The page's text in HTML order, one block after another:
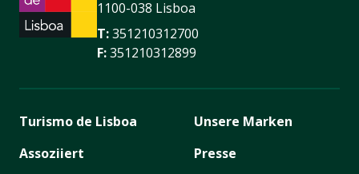
1100-038 Lisboa
T:351210312700
F:351210312899
Turismo de Lisboa
Assoziiert
Unsere Marken
Presse